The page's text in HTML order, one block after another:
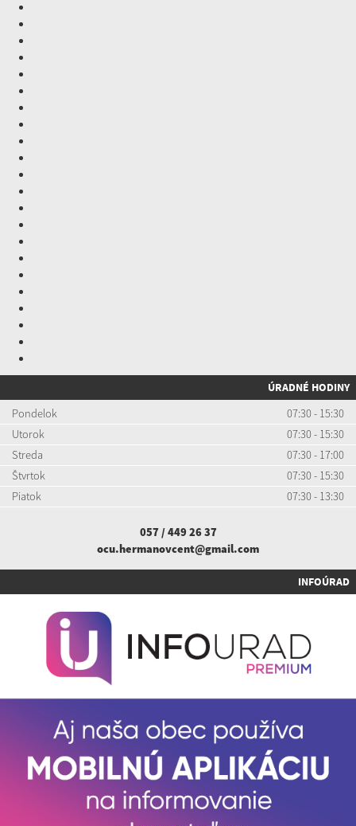
ÚRADNÉ HODINY
Pondelok
07:30 - 15:30
Utorok
07:30 - 15:30
Streda
07:30 - 17:00
Štvrtok
07:30 - 15:30
Piatok
07:30 - 13:30
057 / 449 26 37
ocu.hermanovcent@gmail.com
INFOÚRAD